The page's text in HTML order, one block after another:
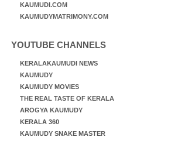
KAUMUDI.COM
KAUMUDYMATRIMONY.COM
YOUTUBE CHANNELS
KERALAKAUMUDI NEWS
KAUMUDY
KAUMUDY MOVIES
THE REAL TASTE OF KERALA
AROGYA KAUMUDY
KERALA 360
KAUMUDY SNAKE MASTER